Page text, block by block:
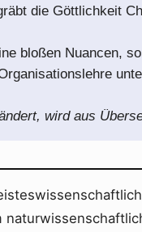
die Göttlichkeit
bloßen Nuancen,
wird aus